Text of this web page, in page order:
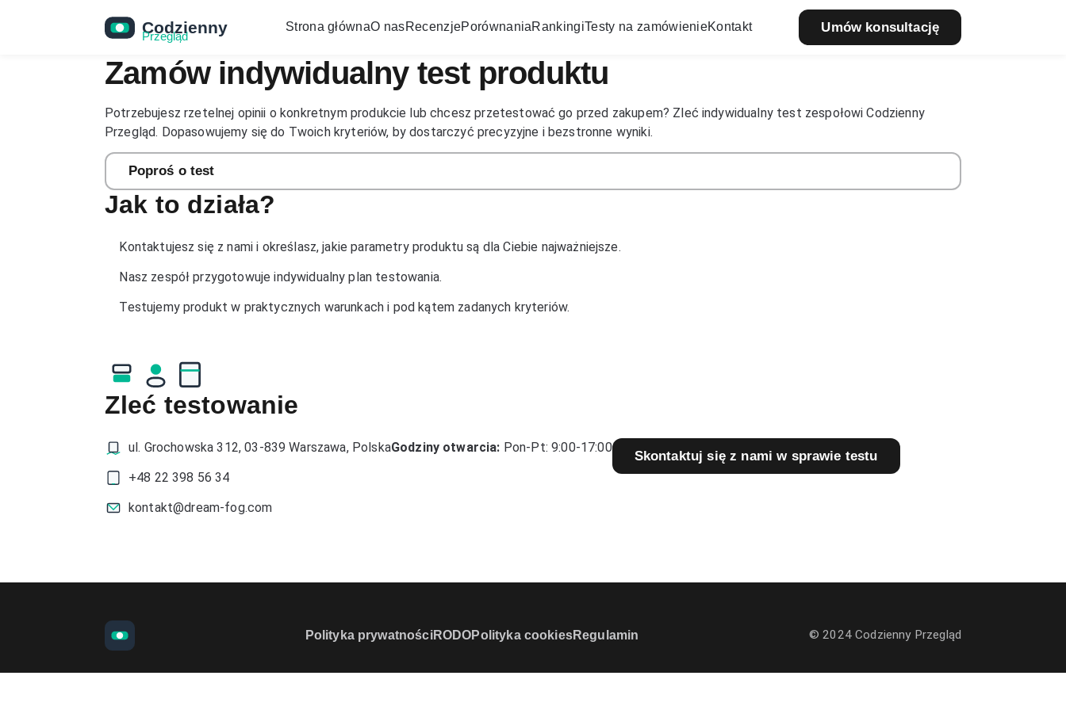
Strona głównaO nasRecenzjePorównaniaRankingiTesty na zamówienieKontakt Umów konsultację
Zamów indywidualny test produktu
Potrzebujesz rzetelnej opinii o konkretnym produkcie lub chcesz przetestować go przed zakupem? Zleć indywidualny test zespołowi Codzienny
Przegląd. Dopasowujemy się do Twoich kryteriów, by dostarczyć precyzyjne i bezstronne wyniki.
Poproś o test
Jak to działa?
Kontaktujesz się z nami i określasz, jakie parametry produktu są dla Ciebie najważniejsze.
Nasz zespół przygotowuje indywidualny plan testowania.
Testujemy produkt w praktycznych warunkach i pod kątem zadanych kryteriów.
Zleć testowanie
ul. Grochowska 312, 03-839 Warszawa, Polska
+48 22 398 56 34
kontakt@dream-fog.com
Godziny otwarcia: Pon-Pt: 9:00-17:00
Skontaktuj się z nami w sprawie testu
Polityka prywatnościRODOPolityka cookiesRegulamin © 2024 Codzienny Przegląd